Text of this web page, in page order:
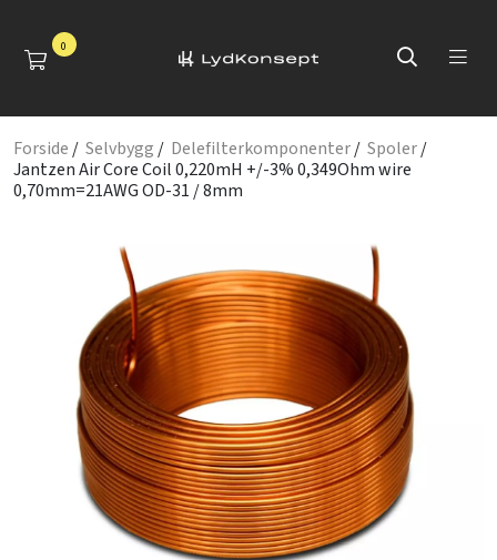
0
Forside / Selvbygg / Delefilterkomponenter/ Spoler/
Jantzen Air Core Coil 0,220mH +/-3% 0,349Ohm wire
0,70mm=21AWG OD-31 / 8mm